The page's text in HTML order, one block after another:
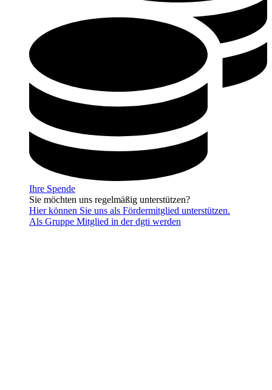
Ihre Spende
Sie möchten uns regelmäßig unterstützen?
Hier können Sie uns als Fördermitglied unterstützen.
Als Gruppe Mitglied in der dgti werden